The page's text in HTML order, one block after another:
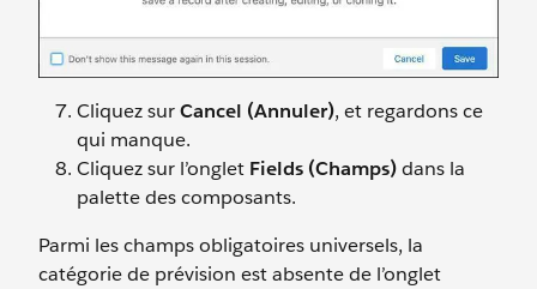
Cliquez surCancel (Annuler), et regardons ce
qui manque.
Cliquez sur l’onglet Fields (Champs)dans la
palette des composants.
Parmi les champs obligatoires universels, la
catégorie de prévision est absente de l’onglet